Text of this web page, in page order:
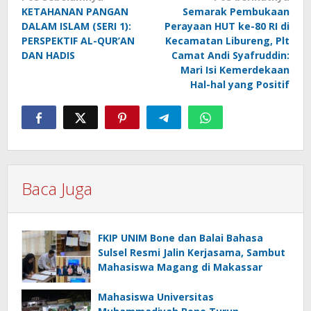
pos
KETAHANAN PANGAN
DALAM ISLAM (SERI 1):
PERSPEKTIF AL-QUR’AN
DAN HADIS
Semarak Pembukaan
Perayaan HUT ke-80 RI di
Kecamatan Libureng, Plt
Camat Andi Syafruddin:
Mari Isi Kemerdekaan
Hal-hal yang Positif
Baca Juga
FKIP UNIM Bone dan Balai Bahasa
Sulsel Resmi Jalin Kerjasama, Sambut
Mahasiswa Magang di Makassar
Mahasiswa Universitas